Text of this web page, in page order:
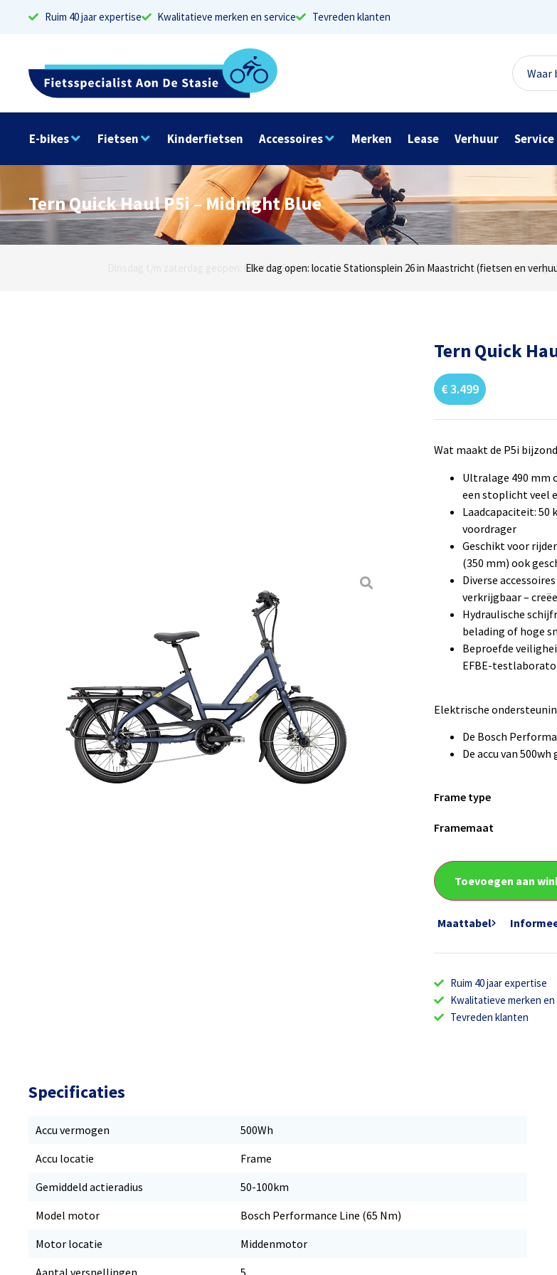
Ruim 40 jaar expertise Kwalitatieve merken en service Tevreden klanten
E-bikes Fietsen Kinderfietsen Accessoires Merken Lease Verhuur Service
Tern Quick Haul P5i – Midnight Blue
Dinsdag t/m zaterdag geopen: locaties Sphinxlunet 1 in Maastricht (e-bikes) en Maaseikersteenweg
Elke dag open: locatie Stationsplein 26 in Maastricht (fietsen en
Onze missie? Tevreden klanten! Lees reviews
Tern Quick
€3.499
Wat maakt de P5i
Ultralage 490 mm
een stoplicht veel
Laadcapaciteit: 50
voordrager
Geschikt voor
(350 mm) ook
Diverse
verkrijgbaar –
Hydraulische
belading of hoge
Beproefde
EFBE-
Elektrische
De Bosch
De accu van
Frame type
Framemaat
Toevoegen aan
Maattabel
Ruim 40 jaar expertise
Kwalitatieve merken en
Tevreden klanten
Specificaties
Accu vermogen
500Wh
Accu locatie
Frame
Gemiddeld actieradius
50-100km
Model motor
Bosch Performance Line (65 Nm)
Motor locatie
Middenmotor